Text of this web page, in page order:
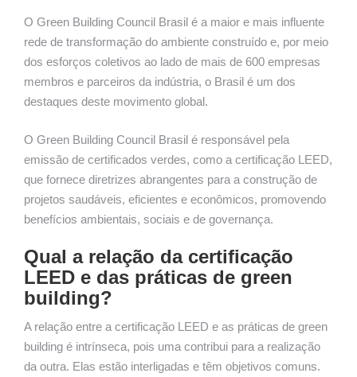
O Green Building Council Brasil é a maior e mais influente
rede de transformação do ambiente construído e, por meio
dos esforços coletivos ao lado de mais de 600 empresas
membros e parceiros da indústria, o Brasil é um dos
destaques deste movimento global.
O Green Building Council Brasil é responsável pela
emissão de certificados verdes, como a certificação LEED,
que fornece diretrizes abrangentes para a construção de
projetos saudáveis, eficientes e econômicos, promovendo
benefícios ambientais, sociais e de governança.
Qual a relação da certificação
LEED e das práticas de green
building?
A relação entre a certificação LEED e as práticas de green
building é intrínseca, pois uma contribui para a realização
da outra. Elas estão interligadas e têm objetivos comuns.